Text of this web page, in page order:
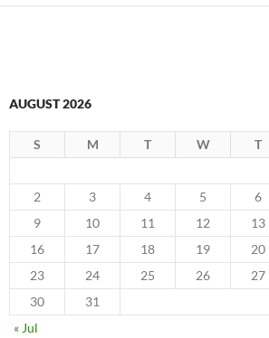
AUGUST 2026
S M T W T
2
3 4 5 6
9
10 11 12 13
16
17 18 19 20
23
24 25 26 27
30
31
« Jul